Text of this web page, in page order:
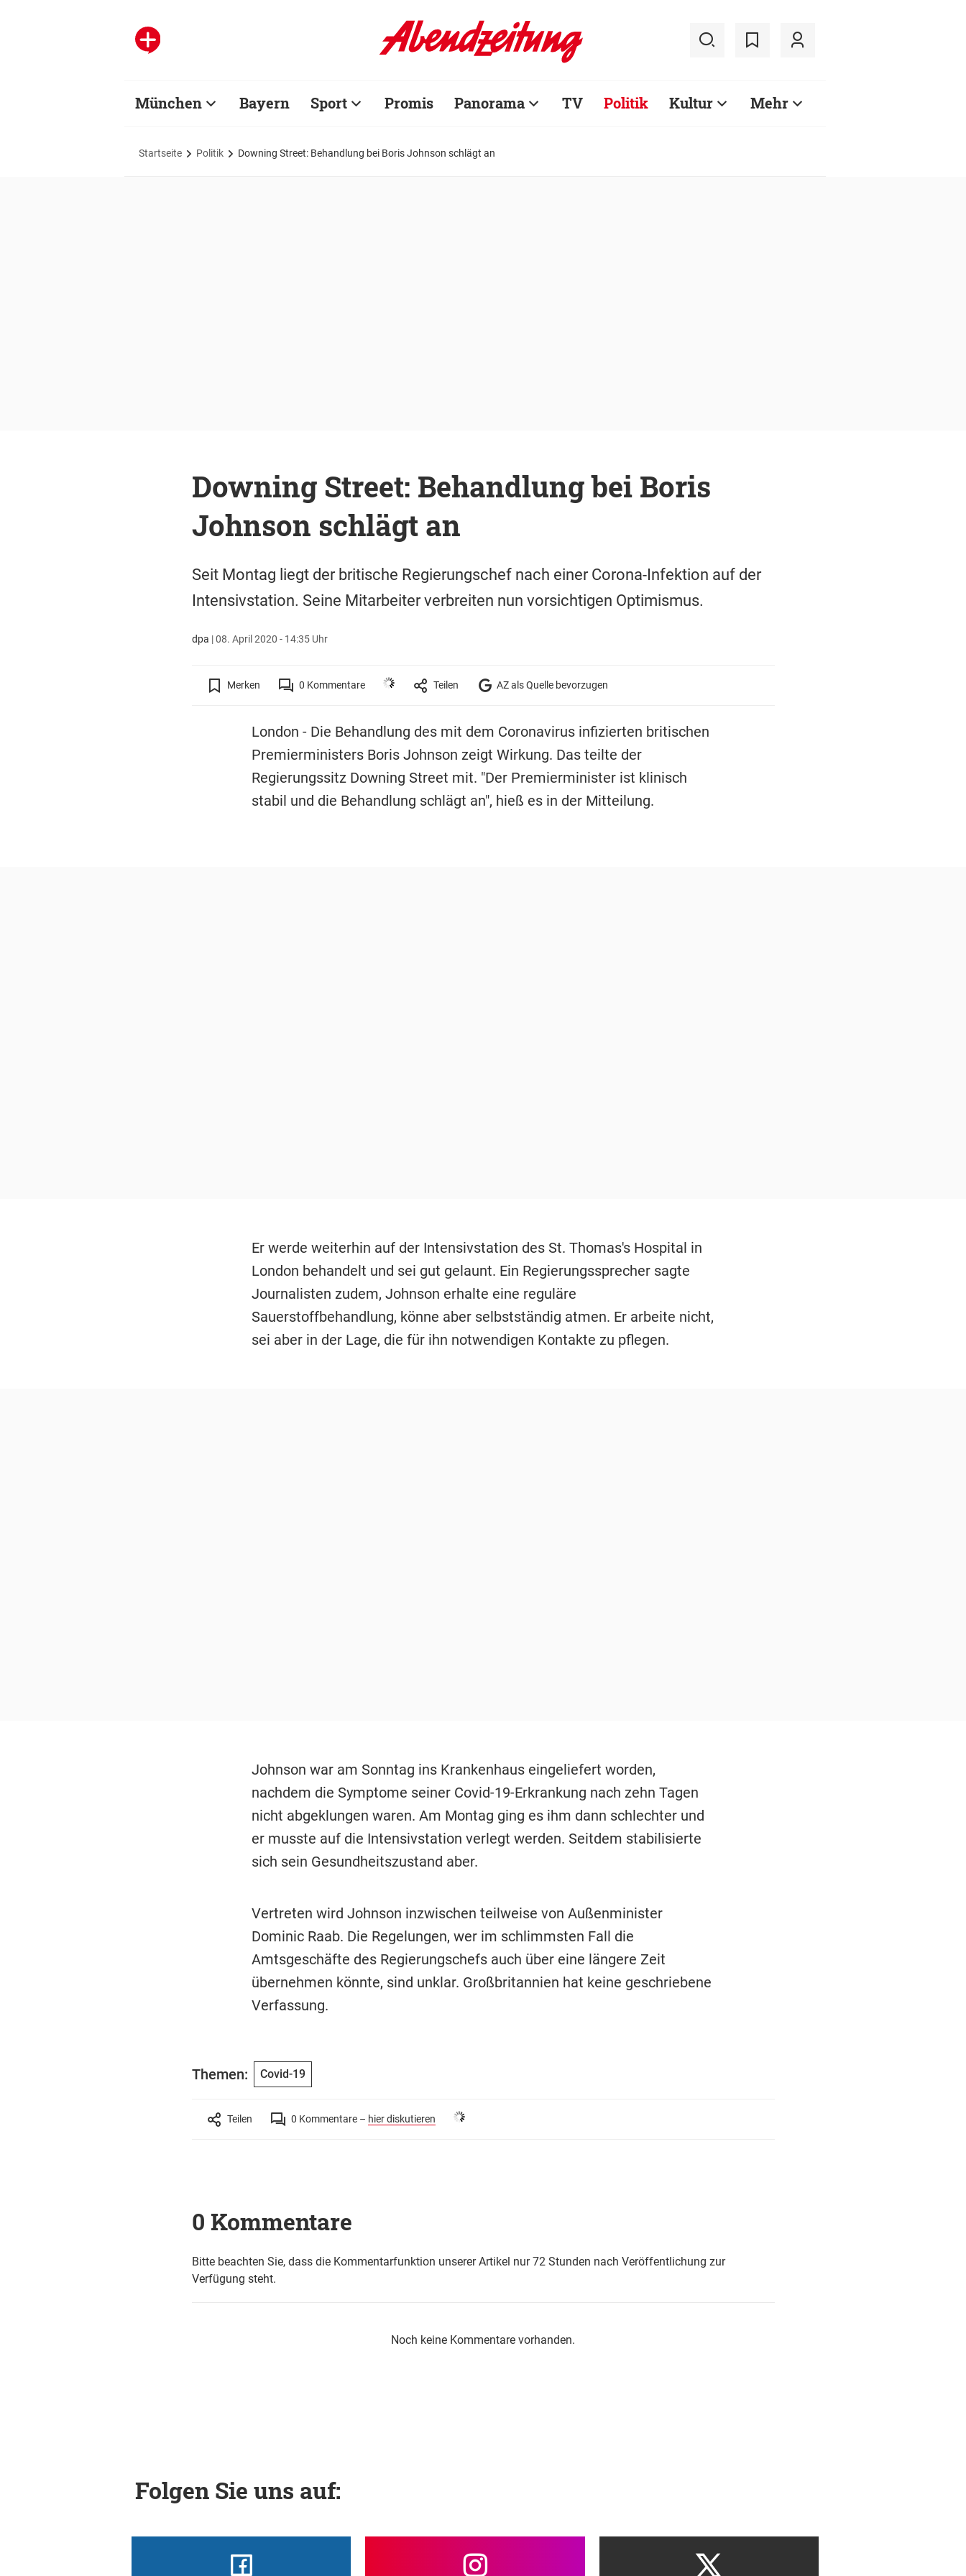
München Bayern Sport Promis Panorama TV Politik Kultur Mehr
Startseite Politik Downing Street: Behandlung bei Boris Johnson schlägt an
Downing Street: Behandlung bei Boris
Johnson schlägt an
Seit Montag liegt der britische Regierungschef nach einer Corona-Infektion auf der
Intensivstation. Seine Mitarbeiter verbreiten nun vorsichtigen Optimismus.
dpa |08. April 2020 - 14:35 Uhr
Merken 0 Kommentare Teilen AZ als Quelle bevorzugen
London - Die Behandlung des mit dem Coronavirus infizierten britischen
Premierministers Boris Johnson zeigt Wirkung. Das teilte der
Regierungssitz Downing Street mit. "Der Premierminister ist klinisch
stabil und die Behandlung schlägt an", hieß es in der Mitteilung.
Er werde weiterhin auf der Intensivstation des St. Thomas's Hospital in
London behandelt und sei gut gelaunt. Ein Regierungssprecher sagte
Journalisten zudem, Johnson erhalte eine reguläre
Sauerstoffbehandlung, könne aber selbstständig atmen. Er arbeite nicht,
sei aber in der Lage, die für ihn notwendigen Kontakte zu pflegen.
Johnson war am Sonntag ins Krankenhaus eingeliefert worden,
nachdem die Symptome seiner Covid-19-Erkrankung nach zehn Tagen
nicht abgeklungen waren. Am Montag ging es ihm dann schlechter und
er musste auf die Intensivstation verlegt werden. Seitdem stabilisierte
sich sein Gesundheitszustand aber.
Vertreten wird Johnson inzwischen teilweise von Außenminister
Dominic Raab. Die Regelungen, wer im schlimmsten Fall die
Amtsgeschäfte des Regierungschefs auch über eine längere Zeit
übernehmen könnte, sind unklar. Großbritannien hat keine geschriebene
Verfassung.
Themen: Covid-19
Teilen 0 Kommentare – hier diskutieren
0 Kommentare
Bitte beachten Sie, dass die Kommentarfunktion unserer Artikel nur 72 Stunden nach Veröffentlichung zur
Verfügung steht.
Noch keine Kommentare vorhanden.
Folgen Sie uns auf: